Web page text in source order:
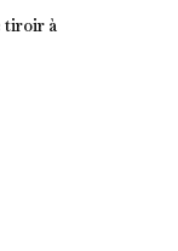
tiroir à